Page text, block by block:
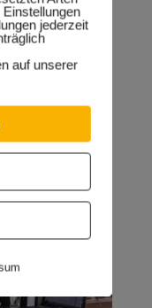
Arbeit
jederzeit
auf unserer